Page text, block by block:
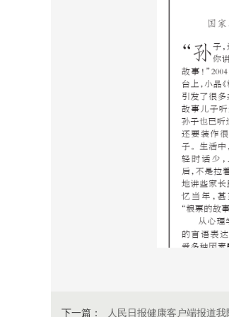
下一篇： 人民日报健康客户端报道